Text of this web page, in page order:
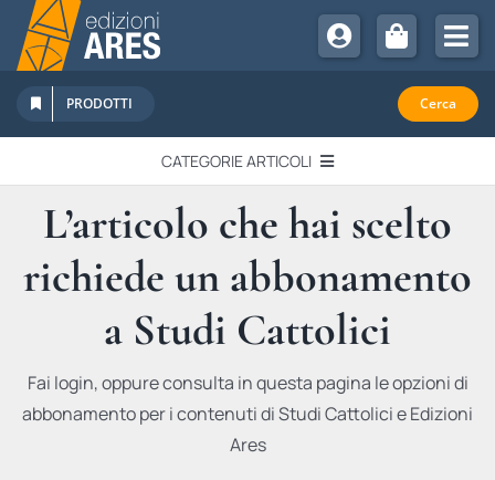
Salta
contenuto
Chi Siamo
Sostienici
Abbonamenti
Promozioni
Newsletter
PRODOTTI Cerca
CATEGORIE ARTICOLI
EDITORIALI
IN QUESTO NUMERO
RECENSIONI
L’articolo che hai scelto
richiede un abbonamento
a Studi Cattolici
Fai login, oppure consulta in questa pagina le opzioni di
abbonamento per i contenuti di Studi Cattolici e Edizioni
Ares